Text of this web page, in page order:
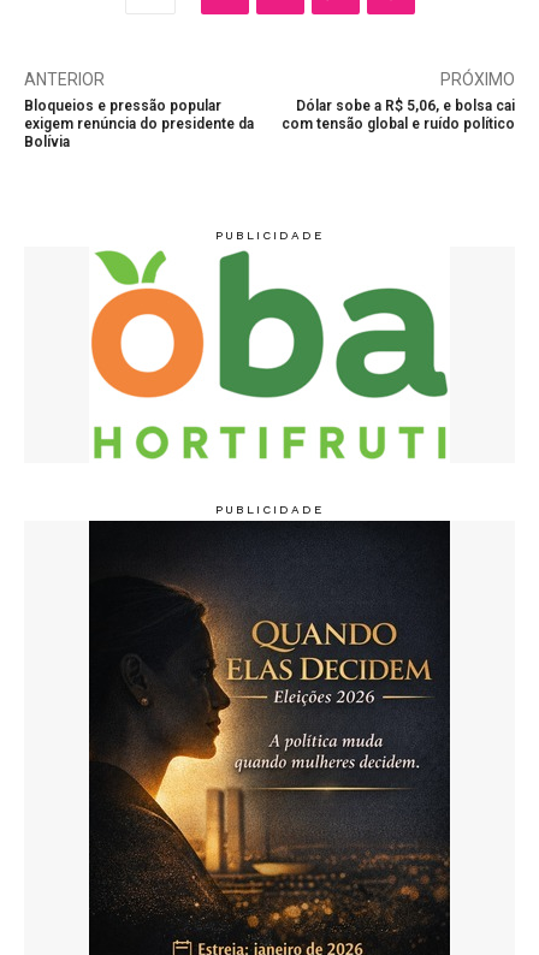
ANTERIOR
Bloqueios e pressão popular
exigem renúncia do presidente da
Bolívia
PRÓXIMO
Dólar sobe a R$ 5,06, e bolsa cai
com tensão global e ruído político